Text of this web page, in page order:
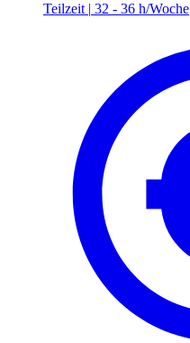
Teilzeit | 32 - 36 h/Woche